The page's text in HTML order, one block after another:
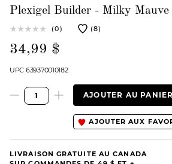
Plexigel Builder - Milky
(0) (8)
34,99 $
UPC 639370010182
AJOUTER AU PANIER
AJOUTER AUX
LIVRAISON GRATUITE AU CANADA